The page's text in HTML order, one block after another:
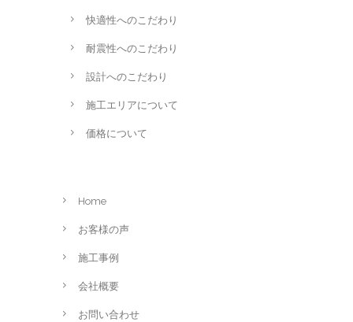
快適性へのこだわり
耐震性へのこだわり
設計へのこだわり
施工エリアについて
価格について
Home
お客様の声
施工事例
会社概要
お問い合わせ